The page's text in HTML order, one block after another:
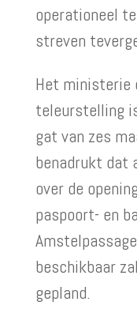
operationeel
streven
Het ministerie
teleurstelling
gat van zes
benadrukt dat
over de
paspoort- en
beschikbaar
gepland.